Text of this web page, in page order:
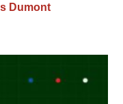
Dumont